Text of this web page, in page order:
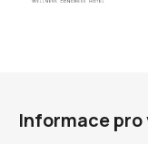
Informace pro